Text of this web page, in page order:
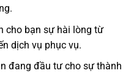
cho bạn sự hài lòng từ
dịch vụ phục vụ.
đang đầu tư cho sự thành